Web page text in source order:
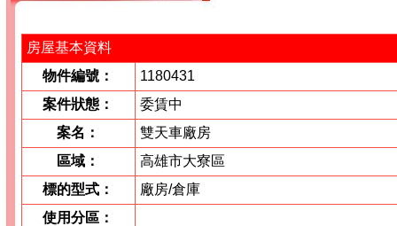
房屋基本資料
物件編號：
1180431
案件狀態：
委賃中
案名：
雙天車廠房
區域：
高雄市大寮區
標的型式：
廠房/倉庫
使用分區：